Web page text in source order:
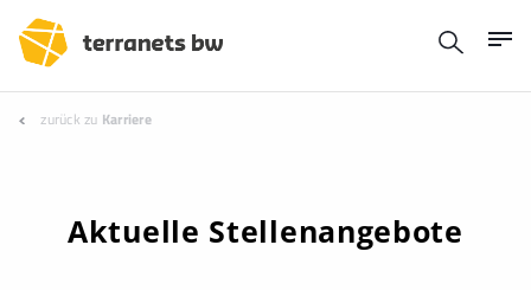
zurück zu Karriere
Aktuelle Stellenangebote